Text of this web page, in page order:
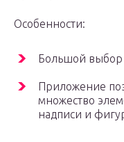
Особенности:
Большой
Приложение
множество
надписи и